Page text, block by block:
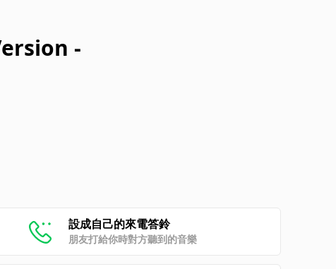
-
設成自己的來電答鈴
朋友打給你時對方聽到的音樂